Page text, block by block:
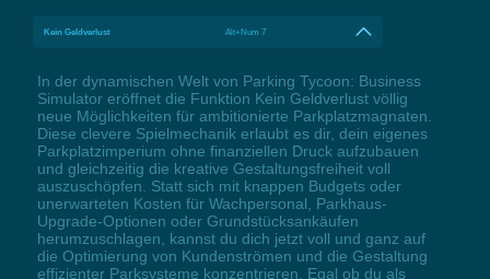
Kein Geldverlust Alt+Num 7
In der dynamischen Welt von Parking Tycoon: Business
Simulator eröffnet die Funktion Kein Geldverlust völlig
neue Möglichkeiten für ambitionierte Parkplatzmagnaten.
Diese clevere Spielmechanik erlaubt es dir, dein eigenes
Parkplatzimperium ohne finanziellen Druck aufzubauen
und gleichzeitig die kreative Gestaltungsfreiheit voll
auszuschöpfen. Statt sich mit knappen Budgets oder
unerwarteten Kosten für Wachpersonal, Parkhaus-
Upgrade-Optionen oder Grundstücksankäufen
herumzuschlagen, kannst du dich jetzt voll und ganz auf
die Optimierung von Kundenströmen und die Gestaltung
effizienter Parksysteme konzentrieren. Egal ob du als